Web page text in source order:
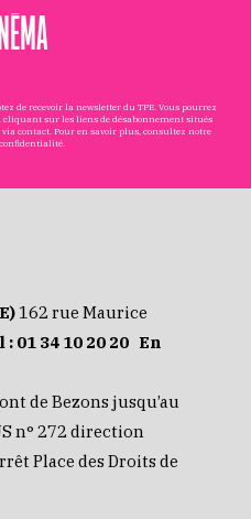
de recevoir la newsletter du TPE. Vous pourrez
sur les liens de désabonnement situés
via contact . Pour en savoir plus, consultez notre
.
162 rue Maurice
: 01 34 10 20 20 En
de Bezons jusqu’au
n° 272 direction
Place des Droits de